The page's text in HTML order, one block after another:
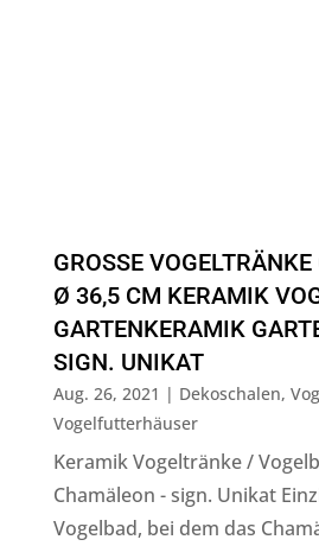
GROSSE VOGELTRÄNKE
36,5 CM KERAMIK
ARTENKERAMIK
IGN. UNIKAT
Aug. 26, 2021 | Dekoschalen,
Vogelfutterhäuser
Keramik Vogeltränke /
Chamäleon - sign. Unikat
Vogelbad, bei dem das